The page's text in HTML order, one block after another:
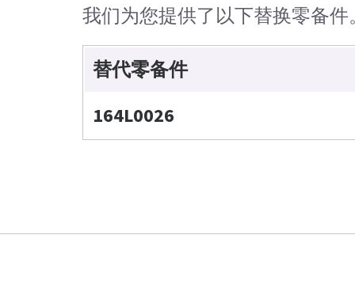
我们为您提供了以下替换零备
替代零备件
164L0026